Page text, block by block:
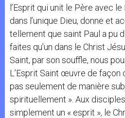
l’Esprit qui unit le Père avec le
dans l’unique Dieu, donne et
tellement que saint Paul a pu
faites qu’un dans le Christ
Saint, par son souffle, nous
L’Esprit Saint œuvre de façon
pas seulement de manière
spirituellement ». Aux
simplement un « esprit », le